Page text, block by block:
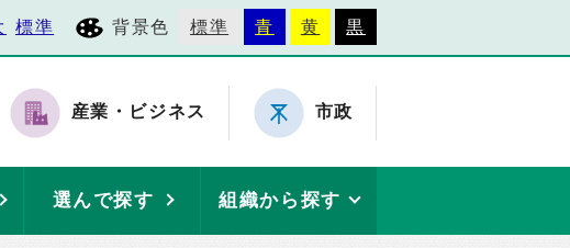
標準 背景色 標準 青 黄 黒
産業・ビジネス 市政
選んで探す 組織から探す